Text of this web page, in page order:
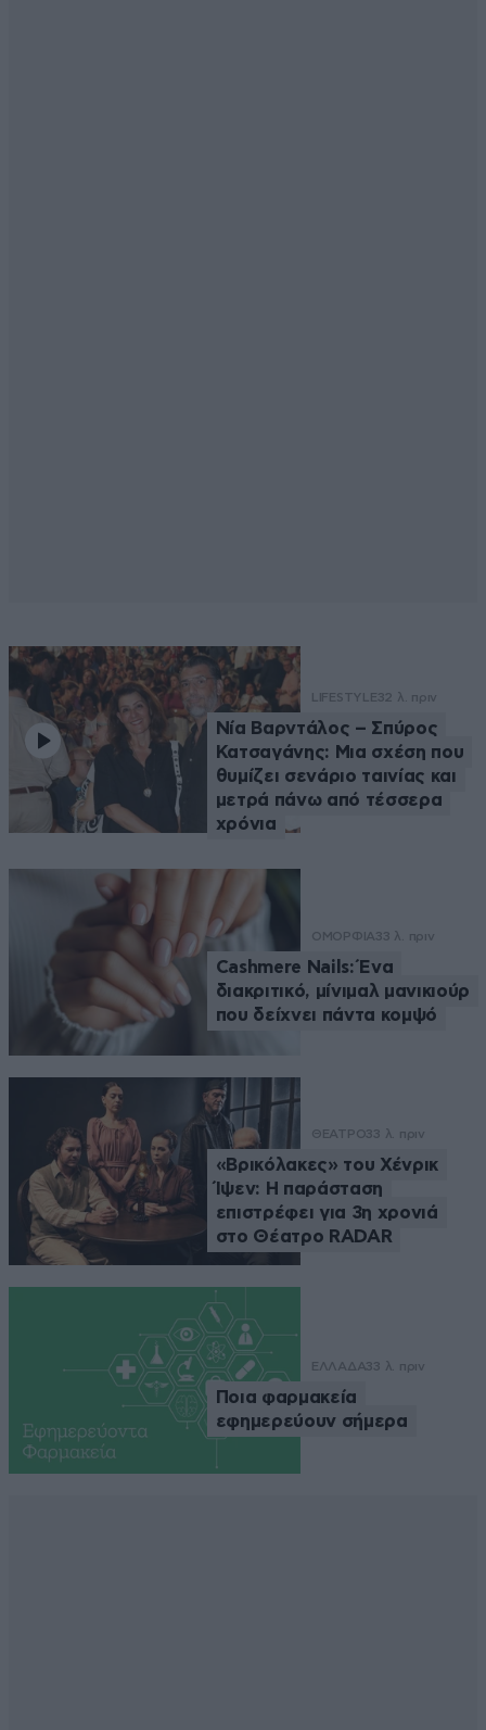
LIFESTYLE32 λ. πριν
Νία Βαρντάλος – Σπύρος
Κατσαγάνης: Μια σχέση που
θυμίζει σενάριο ταινίας και
μετρά πάνω από τέσσερα
χρόνια
ΟΜΟΡΦΙΑ33 λ. πριν
Cashmere Nails: Ένα
διακριτικό, μίνιμαλ μανικιούρ
που δείχνει πάντα κομψό
ΘΕΑΤΡΟ33 λ. πριν
«Βρικόλακες» του Χένρικ
Ίψεν: Η παράσταση
επιστρέφει για 3η χρονιά
στο Θέατρο RADAR
ΕΛΛΑΔΑ33 λ. πριν
Ποια φαρμακεία
εφημερεύουν σήμερα